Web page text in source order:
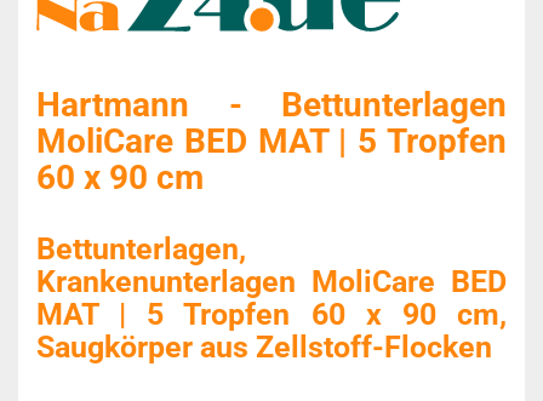
Hartmann - Bettunterlagen
MoliCare BED MAT | 5 Tropfen
60 x 90 cm
Bettunterlagen,
Krankenunterlagen MoliCare BED
MAT | 5 Tropfen 60 x 90 cm,
Saugkörper aus Zellstoff-Flocken